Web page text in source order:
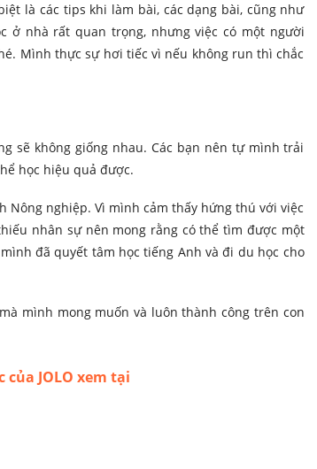
là các tips khi làm bài, các dạng bài, cũng như
ở nhà rất quan trọng, nhưng việc có một người
Mình thực sự hơi tiếc vì nếu không run thì chắc
sẽ không giống nhau. Các bạn nên tự mình trải
học hiệu quả được.
Nông nghiệp. Vì mình cảm thấy hứng thú với việc
nhân sự nên mong rằng có thể tìm được một
đã quyết tâm học tiếng Anh và đi du học cho
mình mong muốn và luôn thành công trên con
của JOLO xem tại